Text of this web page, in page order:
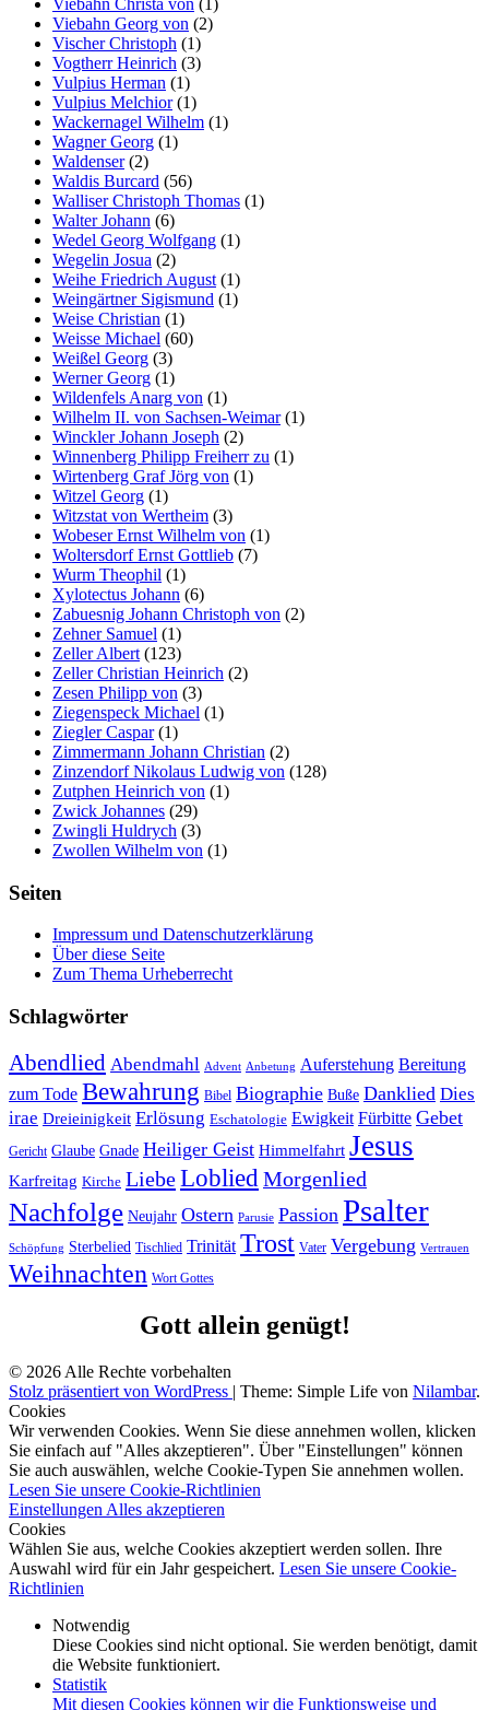
Viebahn Christa von (1)
Viebahn Georg von (2)
Vischer Christoph (1)
Vogtherr Heinrich (3)
Vulpius Herman (1)
Vulpius Melchior(1)
Wackernagel Wilhelm (1)
Wagner Georg (1)
Waldenser(2)
Waldis Burcard (56)
Walliser Christoph Thomas (1)
Walter Johann (6)
Wedel Georg Wolfgang (1)
Wegelin Josua (2)
Weihe Friedrich August (1)
Weingärtner Sigismund (1)
Weise Christian (1)
Weisse Michael (60)
Weißel Georg (3)
Werner Georg (1)
Wildenfels Anarg von (1)
Wilhelm II. von Sachsen-Weimar(1)
Winckler Johann Joseph (2)
Winnenberg Philipp Freiherr zu (1)
Wirtenberg Graf Jörg von (1)
Witzel Georg (1)
Witzstat von Wertheim (3)
Wobeser Ernst Wilhelm von (1)
Woltersdorf Ernst Gottlieb (7)
Wurm Theophil (1)
Xylotectus Johann (6)
Zabuesnig Johann Christoph von (2)
Zehner Samuel (1)
Zeller Albert (123)
Zeller Christian Heinrich (2)
Zesen Philipp von (3)
Ziegenspeck Michael (1)
Ziegler Caspar(1)
Zimmermann Johann Christian (2)
Zinzendorf Nikolaus Ludwig von (128)
Zutphen Heinrich von (1)
Zwick Johannes (29)
Zwingli Huldrych (3)
Zwollen Wilhelm von (1)
Seiten
Impressum und Datenschutzerklärung
Über diese Seite
Zum Thema Urheberrecht
Schlagwörter
Abendlied Abendmahl Advent Anbetung Auferstehung Bereitung
zum Tode Bewahrung Bibel Biographie Buße Danklied Dies
irae Dreieinigkeit Erlösung Eschatologie Ewigkeit Fürbitte Gebet
Gericht Glaube Gnade Heiliger Geist Himmelfahrt Jesus
Karfreitag Kirche LiebeLoblied Morgenlied
Nachfolge Neujahr Ostern Parusie Passion Psalter
Schöpfung Sterbelied Tischlied Trinität Trost Vater Vergebung Vertrauen
Weihnachten Wort Gottes
Gott allein genügt!
© 2026 Alle Rechte vorbehalten
Stolz präsentiert von WordPress | Theme: Simple Life von Nilambar.
Cookies
Wir verwenden Cookies. Wenn Sie diese annehmen wollen, klicken
Sie einfach auf "Alles akzeptieren". Über "Einstellungen" können
Sie auch auswählen, welche Cookie-Typen Sie annehmen wollen.
Lesen Sie unsere Cookie-Richtlinien
Einstellungen Alles akzeptieren
Cookies
Wählen Sie aus, welche Cookies akzeptiert werden sollen. Ihre
Auswahl wird für ein Jahr gespeichert. Lesen Sie unsere Cookie-
Richtlinien
Notwendig
Diese Cookies sind nicht optional. Sie werden benötigt, damit
die Website funktioniert.
Statistik
Mit diesen Cookies können wir die Funktionsweise und